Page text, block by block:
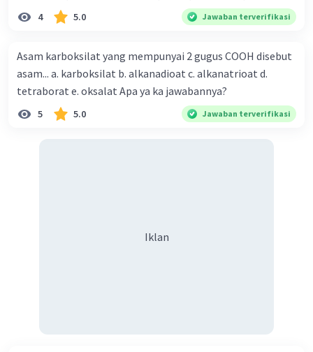
menghargai pendapat orang lain D. menerapkan hukum
secara adil E. merendahkan status orang lain
4 5.0 Jawaban terverifikasi
Asam karboksilat yang mempunyai 2 gugus COOH disebut
asam... a. karboksilat b. alkanadioat c. alkanatrioat d.
tetraborat e. oksalat Apa ya ka jawabannya?
5 5.0 Jawaban terverifikasi
Iklan